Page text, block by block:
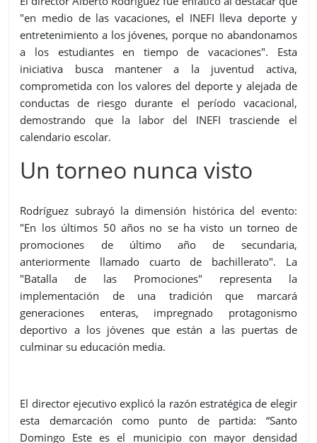
"en medio de las vacaciones, el INEFI lleva deporte y
entretenimiento a los jóvenes, porque no abandonamos
a los estudiantes en tiempo de vacaciones". Esta
iniciativa busca mantener a la juventud activa,
comprometida con los valores del deporte y alejada de
conductas de riesgo durante el período vacacional,
demostrando que la labor del INEFI trasciende el
calendario escolar.
Un torneo nunca visto
Rodríguez subrayó la dimensión histórica del evento:
"En los últimos 50 años no se ha visto un torneo de
promociones de último año de secundaria,
anteriormente llamado cuarto de bachillerato". La
"Batalla de las Promociones" representa la
implementación de una tradición que marcará
generaciones enteras, impregnado protagonismo
deportivo a los jóvenes que están a las puertas de
culminar su educación media.
El director ejecutivo explicó la razón estratégica de elegir
esta demarcación como punto de partida: “Santo
Domingo Este es el municipio con mayor densidad